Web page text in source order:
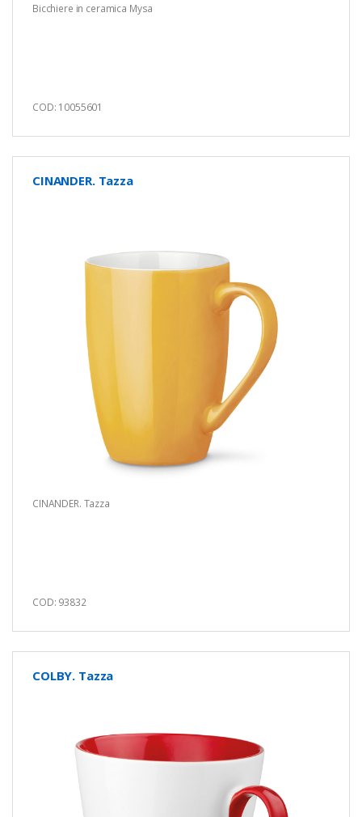
Bicchiere in ceramica Mysa
COD: 10055601
CINANDER. Tazza
CINANDER. Tazza
COD: 93832
COLBY. Tazza